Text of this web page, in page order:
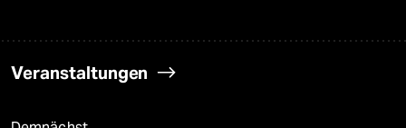
Veranstaltungen